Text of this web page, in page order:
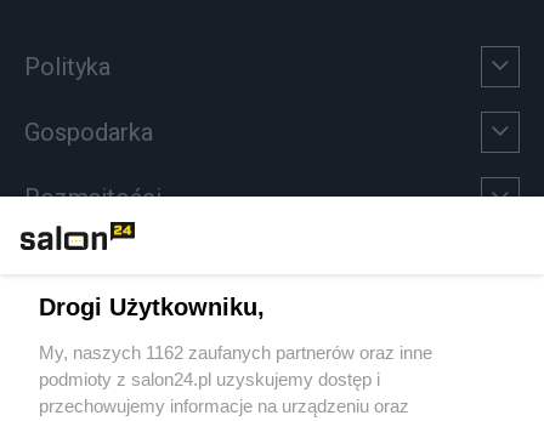
Polityka
Gospodarka
Rozmaitości
Sport
Społeczeństwo
Drogi Użytkowniku,
My, naszych 1162 zaufanych partnerów oraz inne
podmioty z salon24.pl uzyskujemy dostęp i
przechowujemy informacje na urządzeniu oraz